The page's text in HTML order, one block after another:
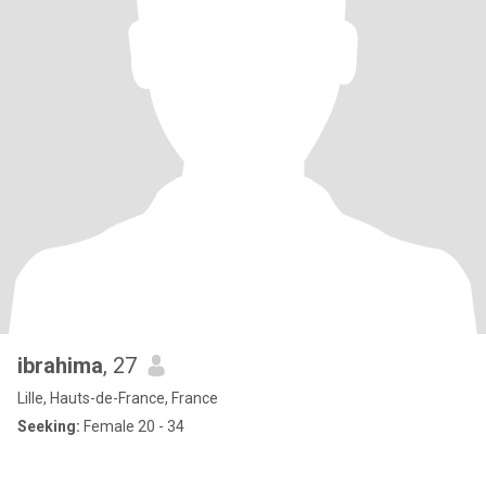
ibrahima, 27
Lille, Hauts-de-France, France
Seeking: Female 20 - 34